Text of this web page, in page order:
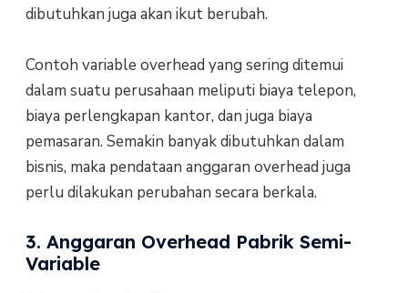
dibutuhkan juga akan ikut berubah.
Contoh variable overhead yang sering ditemui
dalam suatu perusahaan meliputi biaya telepon,
biaya perlengkapan kantor, dan juga biaya
pemasaran. Semakin banyak dibutuhkan dalam
bisnis, maka pendataan anggaran overhead juga
perlu dilakukan perubahan secara berkala.
3. Anggaran Overhead Pabrik Semi-
Variable